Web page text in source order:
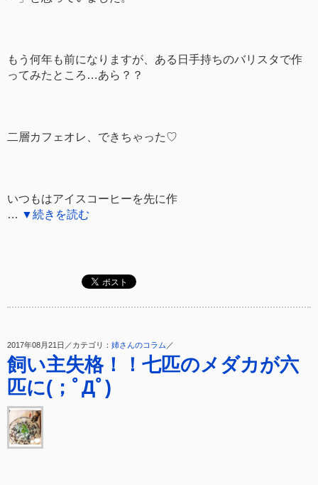
もう何年も前になりますが、ある日手持ちのバリスタで作
ってみたところ…あら？？
二層カフェオレ、できちゃった♡
いつもはアイスコーヒーを先に作
▼続きを読む
2017年08月21日／カテゴリ： 姉さんのコラム ／
飼い主失格！！七匹のメダカが六
匹に(；ﾟДﾟ)